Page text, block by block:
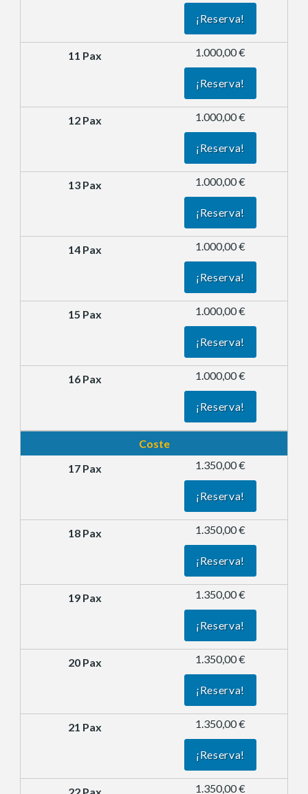
¡Reserva!
1.000,00 €
¡Reserva!
1.000,00 €
¡Reserva!
1.000,00 €
¡Reserva!
1.000,00 €
¡Reserva!
1.000,00 €
¡Reserva!
1.000,00 €
¡Reserva!
Coste
1.350,00 €
¡Reserva!
1.350,00 €
¡Reserva!
1.350,00 €
¡Reserva!
1.350,00 €
¡Reserva!
1.350,00 €
¡Reserva!
1.350,00 €